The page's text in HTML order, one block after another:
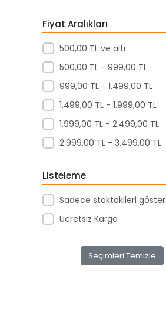
Agt
Aıhao
Akademi Denizi Yayınları
Akar Kırtasiye
Akçağ Yayınları
Aktive Oyuncak
Akvaryum Yayınları
Alfa
Alfa Yayınları
Alfabe Yayınları
Fiyat Aralıkları
500,00 TL ve altı
500,00 TL - 999,00 TL
999,00 TL - 1.499,00 TL
1.499,00 TL - 1.999,00 TL
1.999,00 TL - 2.499,00 TL
2.999,00 TL - 3.499,00 TL
Listeleme
Sadece stoktakileri göster
Ücretsiz Kargo
Seçimleri Temizle